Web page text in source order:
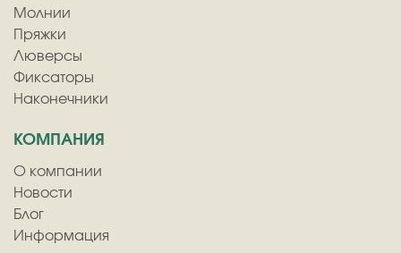
Молнии
Пряжки
Люверсы
Фиксаторы
Наконечники
КОМПАНИЯ
О компании
Новости
Блог
Информация